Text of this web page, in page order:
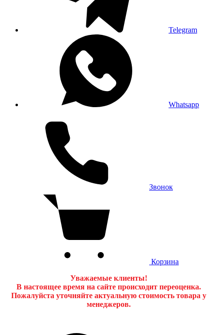
Telegram
Whatsapp
Звонок
Корзина
Уважаемые клиенты!
В настоящее время на сайте происходит переоценка.
Пожалуйста уточняйте актуальную стоимость товара у
менеджеров.